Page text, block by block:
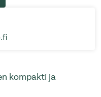
kompakti ja